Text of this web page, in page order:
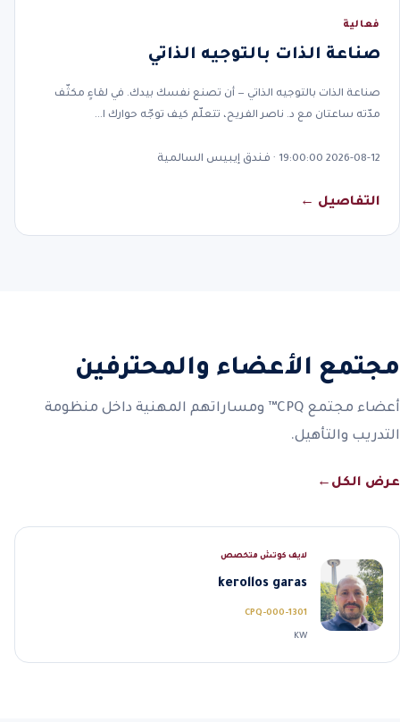
فعالية
صناعة الذات بالتوجيه الذاتي
صناعة الذات بالتوجيه الذاتي — أن تصنع نفسك بيدك. في لقاءٍ مكثّف
مدّته ساعتان مع د. ناصر الفريح، تتعلّم كيف توجّه حوارك ا…
2026-08-12 19:00:00 · فندق إيبيس السالمية
التفاصيل ←
مجتمع الأعضاء والمحترفين
أعضاء مجتمع CPQ™ ومساراتهم المهنية داخل منظومة
التدريب والتأهيل.
عرض الكل ←
لايف كوتش متخصص
kerollos garas
CPQ-000-1301
KW